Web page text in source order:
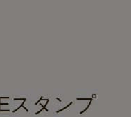
スタンプ